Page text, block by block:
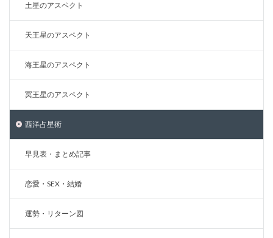
土星のアスペクト
天王星のアスペクト
海王星のアスペクト
冥王星のアスペクト
西洋占星術
早見表・まとめ記事
恋愛・SEX・結婚
運勢・リターン図